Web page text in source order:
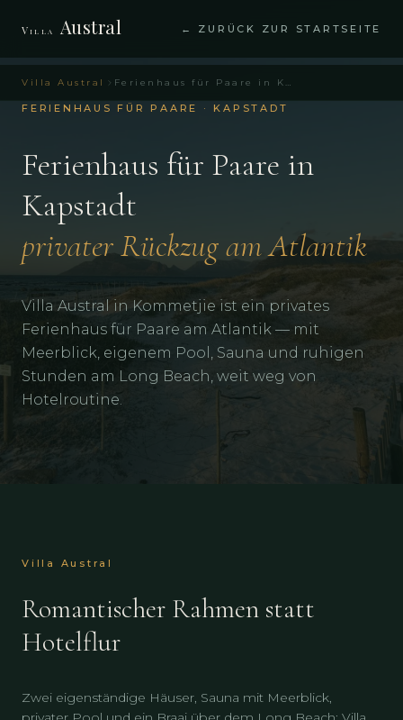
Villa Austral Ferienhaus für Paare in Kapstadt – Villa Austral Kommetjie
Villa Austral ← ZURÜCK ZUR STARTSEITE
FERIENHAUS FÜR PAARE · KAPSTADT
Ferienhaus für Paare in
Kapstadt
privater Rückzug am Atlantik
Villa Austral in Kommetjie ist ein privates
Ferienhaus für Paare am Atlantik — mit
Meerblick, eigenem Pool, Sauna und ruhigen
Stunden am Long Beach, weit weg von
Hotelroutine.
Villa Austral
Romantischer Rahmen statt
Hotelflur
Zwei eigenständige Häuser, Sauna mit Meerblick,